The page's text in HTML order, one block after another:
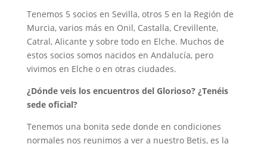
Tenemos 5 socios en Sevilla, otros 5 en la Región de
Murcia, varios más en Onil, Castalla, Crevillente,
Catral, Alicante y sobre todo en Elche. Muchos de
estos socios somos nacidos en Andalucía, pero
vivimos en Elche o en otras ciudades.
¿Dónde veis los encuentros del Glorioso? ¿Tenéis
sede oficial?
Tenemos una bonita sede donde en condiciones
normales nos reunimos a ver a nuestro Betis, es la